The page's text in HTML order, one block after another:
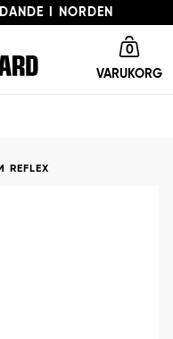
I NORDEN
0
VARUKORG
REFLEX